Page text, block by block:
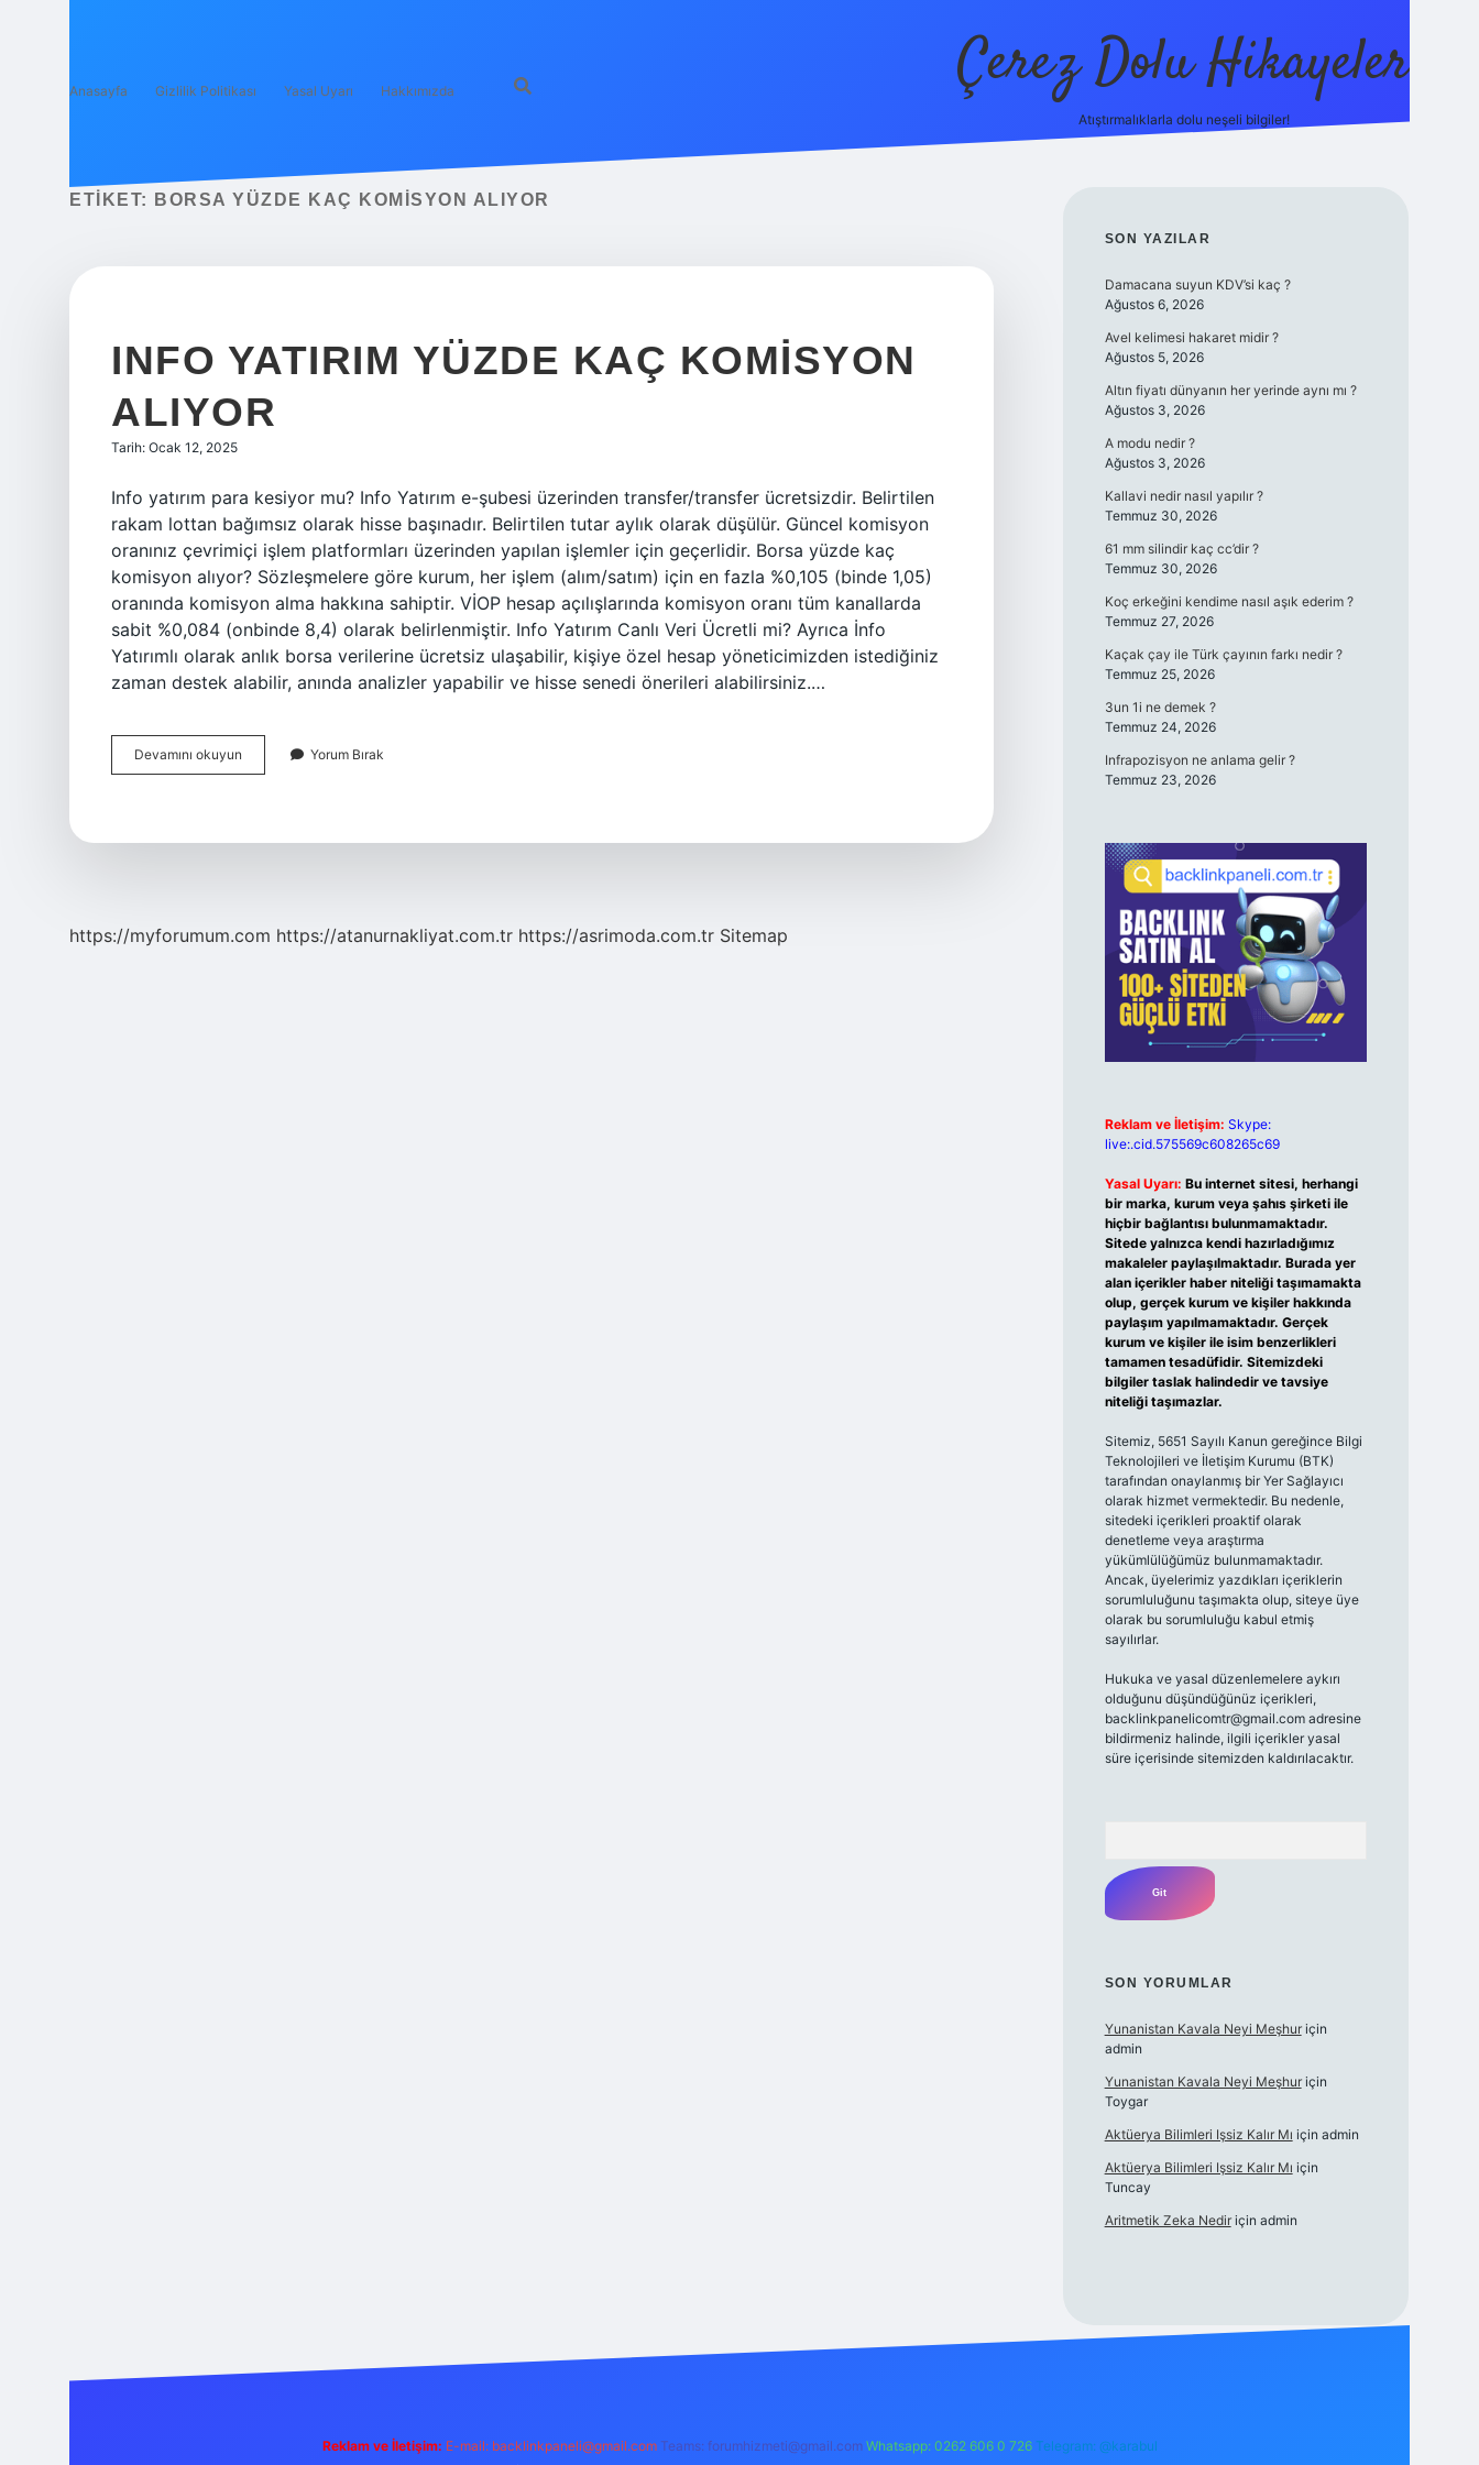
Anasayfa Gizlilik Politikası Yasal Uyarı Hakkımızda Çerez Dolu Hikayeler
Atıştırmalıklarla dolu neşeli bilgiler!
ETIKET: BORSA YÜZDE KAÇ KOMISYON ALIYOR
INFO YATIRIM YÜZDE KAÇ KOMISYON
ALIYOR
Tarih: Ocak 12, 2025
Info yatırım para kesiyor mu? Info Yatırım e-şubesi üzerinden transfer/transfer ücretsizdir. Belirtilen
rakam lottan bağımsız olarak hisse başınadır. Belirtilen tutar aylık olarak düşülür. Güncel komisyon
oranınız çevrimiçi işlem platformları üzerinden yapılan işlemler için geçerlidir. Borsa yüzde kaç
komisyon alıyor? Sözleşmelere göre kurum, her işlem (alım/satım) için en fazla %0,105 (binde 1,05)
oranında komisyon alma hakkına sahiptir. VİOP hesap açılışlarında komisyon oranı tüm kanallarda
sabit %0,084 (onbinde 8,4) olarak belirlenmiştir. Info Yatırım Canlı Veri Ücretli mi? Ayrıca İnfo
Yatırımlı olarak anlık borsa verilerine ücretsiz ulaşabilir, kişiye özel hesap yöneticimizden istediğiniz
zaman destek alabilir, anında analizler yapabilir ve hisse senedi önerileri alabilirsiniz.…
Devamını okuyun
Yatırım
Yorum Bırak
https://myforumum.com https://atanurnakliyat.com.tr https://asrimoda.com.tr Sitemap
SIDEBAR
SON YAZILAR
Damacana suyun KDV’si kaç ?
Ağustos 6, 2026
Avel kelimesi hakaret midir ?
Ağustos 5, 2026
Altın fiyatı dünyanın her yerinde aynı mı ?
Ağustos 3, 2026
A modu nedir ?
Ağustos 3, 2026
Kallavi nedir nasıl yapılır ?
Temmuz 30, 2026
61 mm silindir kaç cc’dir ?
Temmuz 30, 2026
Koç erkeğini kendime nasıl aşık ederim ?
Temmuz 27, 2026
Kaçak çay ile Türk çayının farkı nedir ?
Temmuz 25, 2026
3un 1i ne demek ?
Temmuz 24, 2026
Infrapozisyon ne anlama gelir ?
Temmuz 23, 2026
Reklam ve İletişim: Skype:
live:.cid.575569c608265c69
Yasal Uyarı: Bu internet sitesi, herhangi
bir marka, kurum veya şahıs şirketi ile
hiçbir bağlantısı bulunmamaktadır.
Sitede yalnızca kendi hazırladığımız
makaleler paylaşılmaktadır. Burada yer
alan içerikler haber niteliği taşımamakta
olup, gerçek kurum ve kişiler hakkında
paylaşım yapılmamaktadır. Gerçek
kurum ve kişiler ile isim benzerlikleri
tamamen tesadüfidir. Sitemizdeki
bilgiler taslak halindedir ve tavsiye
niteliği taşımazlar.
Sitemiz, 5651 Sayılı Kanun gereğince Bilgi
Teknolojileri ve İletişim Kurumu (BTK)
tarafından onaylanmış bir Yer Sağlayıcı
olarak hizmet vermektedir. Bu nedenle,
sitedeki içerikleri proaktif olarak
denetleme veya araştırma
yükümlülüğümüz bulunmamaktadır.
Ancak, üyelerimiz yazdıkları içeriklerin
sorumluluğunu taşımakta olup, siteye üye
olarak bu sorumluluğu kabul etmiş
sayılırlar.
Hukuka ve yasal düzenlemelere aykırı
olduğunu düşündüğünüz içerikleri,
backlinkpanelicomtr@gmail.comadresine
bildirmeniz halinde, ilgili içerikler yasal
süre içerisinde sitemizden kaldırılacaktır.
SON YORUMLAR
Yunanistan Kavala Neyi Meşhuriçin
admin
Yunanistan Kavala Neyi Meşhuriçin
Toygar
Aktüerya Bilimleri Işsiz Kalır Mı için admin
Aktüerya Bilimleri Işsiz Kalır Mı için
Tuncay
Aritmetik Zeka Nediriçin admin
Reklam ve İletişim: E-mail: backlinkpaneli@gmail.com Teams: forumhizmeti@gmail.com Whatsapp: 0262 606 0 726 Telegram: @karabul